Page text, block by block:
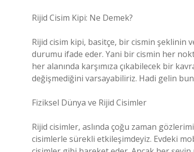
Rijid Cisim Kipi: Ne Demek?
Rijid cisim kipi, basitçe, bir cismin şeklinin
durumu ifade eder. Yani bir cismin her
her alanında karşımıza çıkabilecek bir
değişmediğini varsayabiliriz. Hadi gelin
Fiziksel Dünya ve Rijid Cisimler
Rijid cisimler, aslında çoğu zaman
cisimlerle sürekli etkileşimdeyiz. Evdeki